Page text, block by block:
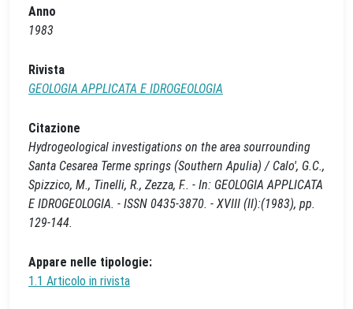
Anno
1983
Rivista
GEOLOGIA APPLICATA E IDROGEOLOGIA
Citazione
Hydrogeological investigations on the area sourrounding
Santa Cesarea Terme springs (Southern Apulia) / Calo', G.C.,
Spizzico, M., Tinelli, R., Zezza, F.. - In: GEOLOGIA APPLICATA
E IDROGEOLOGIA. - ISSN 0435-3870. - XVIII (II):(1983), pp.
129-144.
Appare nelle tipologie:
1.1 Articolo in rivista